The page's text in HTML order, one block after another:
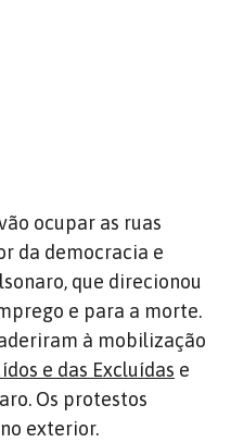
ocupar as ruas
da democracia e
que direcionou
e para a morte.
à mobilização
e das Excluídas e
Os protestos
exterior.